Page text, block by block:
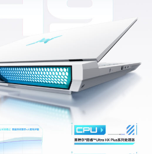
屏，LCD
度（典型值）
尼特（典型值）
（德国莱茵硬件低蓝光护眼认证）
（德国莱茵无频闪护眼认证 ）
DCI-P3 色域（典型值）